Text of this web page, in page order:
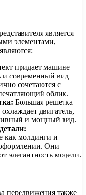
является
элементами,
придает машине
и современный вид.
сочетаются с
облик.
Большая решетка
двигатель,
и мощный вид.
как молдинги и
Они
элегантность модели.
передвижения также